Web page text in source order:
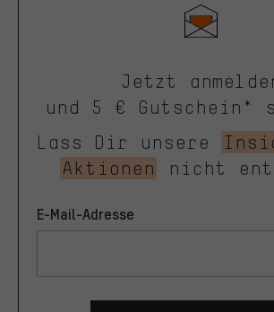
Jetzt
und 5 € Gutschein*
Lass Dir unsere
Aktionen
nicht
E-Mail-Adresse